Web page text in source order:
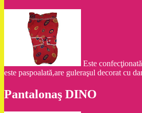
Este
este paspoalată,are guleraşul decorat cu
Pantalonaş DINO